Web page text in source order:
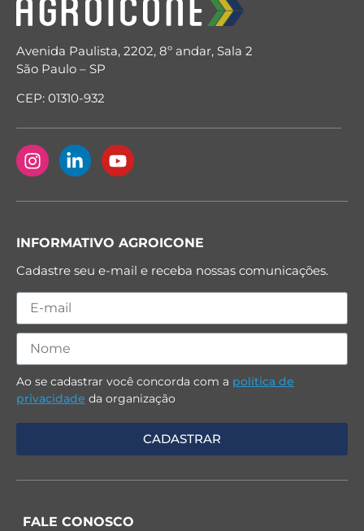
Avenida Paulista, 2202, 8º andar, Sala 2
São Paulo – SP
CEP: 01310-932
INFORMATIVO AGROICONE
Cadastre seu e-mail e receba nossas comunicações.
Ao se cadastrar você concorda com a política de
privacidade da organização
FALE CONOSCO